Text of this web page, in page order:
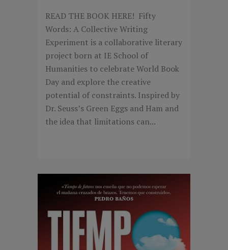
READ THE BOOK HERE! Fifty
Words: A Collective Writing
Experiment is a collaborative literary
project born at IE School of
Humanities to celebrate World Book
Day and explore the creative
potential of constraints. Inspired by
Dr. Seuss’s Green Eggs and Ham and
the idea that limitations can...